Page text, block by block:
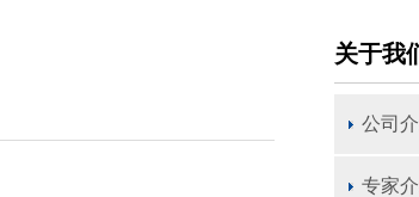
关于我
公司
专家